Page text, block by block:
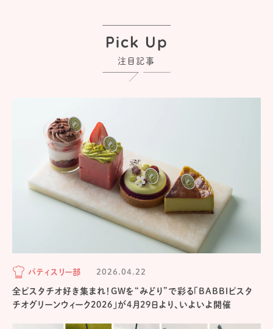
Pick Up
注目記事
パティスリー部 2026.04.22
全ピスタチオ好き集まれ！GWを“みどり”で彩る「BABBIピスタ
チオグリーンウィーク2026」が4月29日より、いよいよ開催